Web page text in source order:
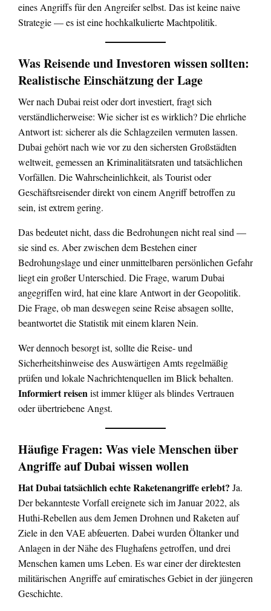
eines Angriffs für den Angreifer selbst. Das ist keine naive
Strategie — es ist eine hochkalkulierte Machtpolitik.
Was Reisende und Investoren wissen sollten:
Realistische Einschätzung der Lage
Wer nach Dubai reist oder dort investiert, fragt sich
verständlicherweise: Wie sicher ist es wirklich? Die ehrliche
Antwort ist: sicherer als die Schlagzeilen vermuten lassen.
Dubai gehört nach wie vor zu den sichersten Großstädten
weltweit, gemessen an Kriminalitätsraten und tatsächlichen
Vorfällen. Die Wahrscheinlichkeit, als Tourist oder
Geschäftsreisender direkt von einem Angriff betroffen zu
sein, ist extrem gering.
Das bedeutet nicht, dass die Bedrohungen nicht real sind —
sie sind es. Aber zwischen dem Bestehen einer
Bedrohungslage und einer unmittelbaren persönlichen Gefahr
liegt ein großer Unterschied. Die Frage, warum Dubai
angegriffen wird, hat eine klare Antwort in der Geopolitik.
Die Frage, ob man deswegen seine Reise absagen sollte,
beantwortet die Statistik mit einem klaren Nein.
Wer dennoch besorgt ist, sollte die Reise- und
Sicherheitshinweise des Auswärtigen Amts regelmäßig
prüfen und lokale Nachrichtenquellen im Blick behalten.
Informiert reisenist immer klüger als blindes Vertrauen
oder übertriebene Angst.
Häufige Fragen: Was viele Menschen über
Angriffe auf Dubai wissen wollen
Hat Dubai tatsächlich echte Raketenangriffe erlebt? Ja.
Der bekannteste Vorfall ereignete sich im Januar 2022, als
Huthi-Rebellen aus dem Jemen Drohnen und Raketen auf
Ziele in den VAE abfeuerten. Dabei wurden Öltanker und
Anlagen in der Nähe des Flughafens getroffen, und drei
Menschen kamen ums Leben. Es war einer der direktesten
militärischen Angriffe auf emiratisches Gebiet in der jüngeren
Geschichte.